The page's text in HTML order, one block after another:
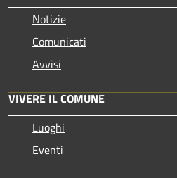
Notizie
Comunicati
Avvisi
VIVERE IL COMUNE
Luoghi
Eventi